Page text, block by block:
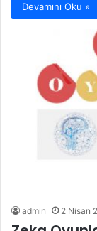
Devamını Oku »
admin 2 Nisan